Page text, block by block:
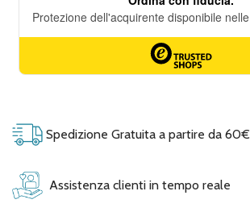
Spedizione Gratuita a partire da 60€
Assistenza clienti in tempo reale